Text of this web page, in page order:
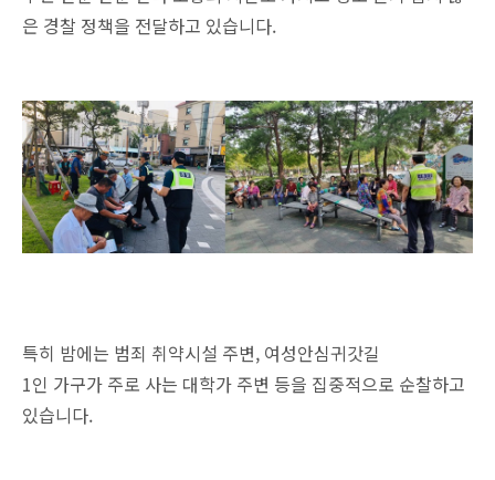
은 경찰 정책을 전달하고 있습니다.
특히 밤에는 범죄 취약시설 주변, 여성안심귀갓길
1인 가구가 주로 사는 대학가 주변 등을 집중적으로 순찰하고
있습니다.